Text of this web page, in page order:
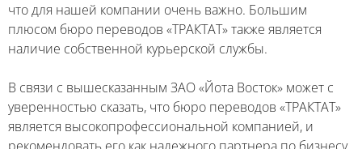
что для нашей компании очень важно. Большим
плюсом бюро переводов «ТРАКТАТ» также является
наличие собственной курьерской службы.
В связи с вышесказанным ЗАО «Йота Восток» может с
уверенностью сказать, что бюро переводов «ТРАКТАТ»
является высокопрофессиональной компанией, и